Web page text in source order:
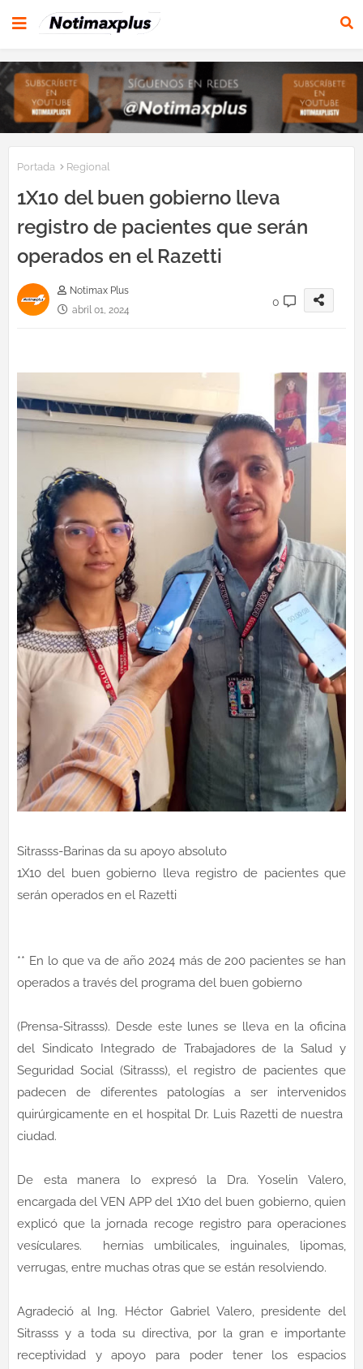
Portada Regional
1X10 del buen gobierno lleva
registro de pacientes que serán
operados en el Razetti
Notimax Plus
abril 01, 2024
0
Sitrasss-Barinas da su apoyo absoluto
1X10 del buen gobierno lleva registro de pacientes que
serán operados en el Razetti
** En lo que va de año 2024 más de 200 pacientes se han
operados a través del programa del buen gobierno
(Prensa-Sitrasss). Desde este lunes se lleva en la oficina
del Sindicato Integrado de Trabajadores de la Salud y
Seguridad Social (Sitrasss), el registro de pacientes que
padecen de diferentes patologías a ser intervenidos
quirúrgicamente en el hospital Dr. Luis Razetti de nuestra
ciudad.
De esta manera lo expresó la Dra. Yoselin Valero,
encargada del VEN APP del 1X10 del buen gobierno, quien
explicó que la jornada recoge registro para operaciones
vesículares. hernias umbilicales, inguinales, lipomas,
verrugas, entre muchas otras que se están resolviendo.
Agradeció al Ing. Héctor Gabriel Valero, presidente del
Sitrasss y a toda su directiva, por la gran e importante
receptividad y apoyo para poder tener los espacios